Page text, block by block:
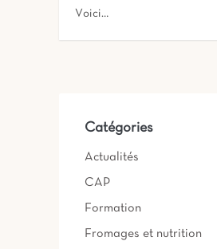
Voici…
Catégories
Actualités
CAP
Formation
Fromages et nutrition